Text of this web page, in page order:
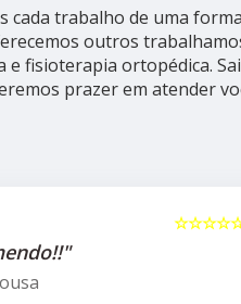
cada trabalho de uma
outros
e fisioterapia ortopédica.
prazer em atender